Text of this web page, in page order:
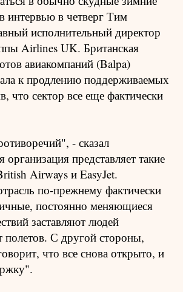
интервью в четверг Тим
исполнительный директор
Airlines UK. Британская
авиакомпаний (Balpa)
к продлению поддерживаемых
что сектор все еще фактически
- сказал
представляет такие
Airways и EasyJet.
по-прежнему фактически
постоянно меняющиеся
заставляют людей
полетов. С другой стороны,
что все снова открыто, и